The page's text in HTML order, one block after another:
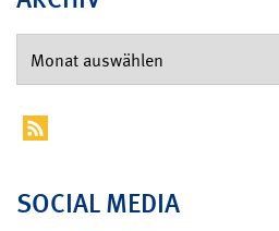
SOCIAL MEDIA